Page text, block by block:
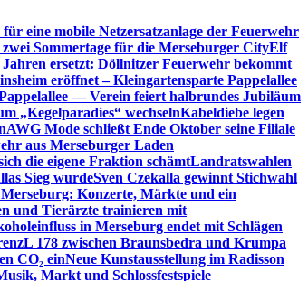
eine mobile Netzersatzanlage der Feuerwehr
Sommertage für die Merseburger CityElf
Jahren ersetzt: Döllnitzer Feuerwehr bekommt
eröffnet – Kleingartensparte Pappelallee
— Verein feiert halbrundes Jubiläum
„Kegelparadies“ wechselnKabeldiebe legen
AWG Mode schließt Ende Oktober seine Filiale
aus Merseburger Laden
die eigene Fraktion schämtLandratswahlen
Sieg wurdeSven Czekalla gewinnt Stichwahl
Merseburg: Konzerte, Märkte und ein
und Tierärzte trainieren mit
in Merseburg endet mit Schlägen
L 178 zwischen Braunsbedra und Krumpa
CO₂ einNeue Kunstausstellung im Radisson
Markt und Schlossfestspiele